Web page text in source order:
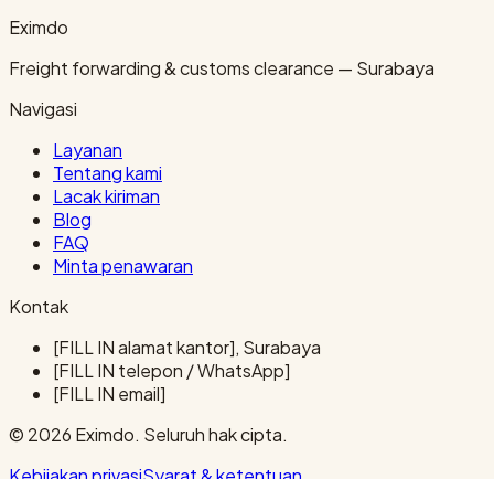
Eximdo
Freight forwarding & customs clearance — Surabaya
Navigasi
Layanan
Tentang kami
Lacak kiriman
Blog
FAQ
Minta penawaran
Kontak
[FILL IN alamat kantor], Surabaya
[FILL IN telepon / WhatsApp]
[FILL IN email]
© 2026 Eximdo. Seluruh hak cipta.